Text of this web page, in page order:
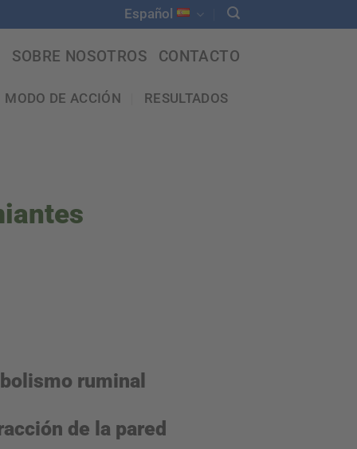
Español
SOBRE NOSOTROS CONTACTO
MODO DE ACCIÓN RESULTADOS
ruminal
de la pared